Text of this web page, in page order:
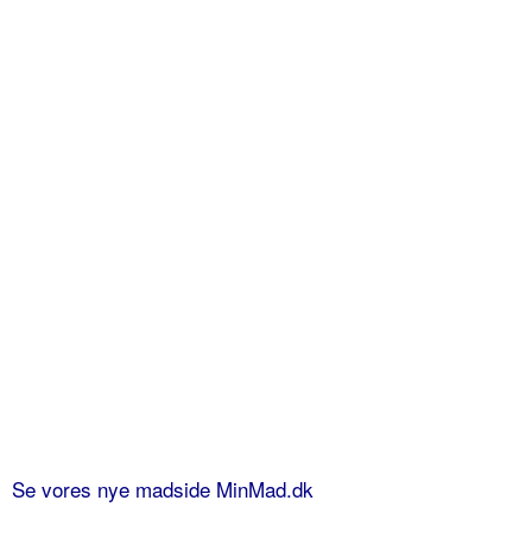
Se vores nye madside MinMad.dk